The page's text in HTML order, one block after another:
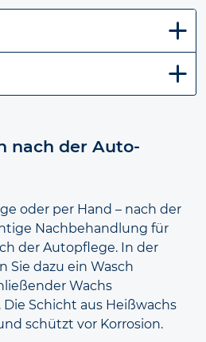
nach der Auto­
oder per Hand – nach der
Nachbehandlung für
der Autopflege. In der
Sie dazu ein Wasch
Wachs
Schicht aus Heißwachs
schützt vor Korrosion.